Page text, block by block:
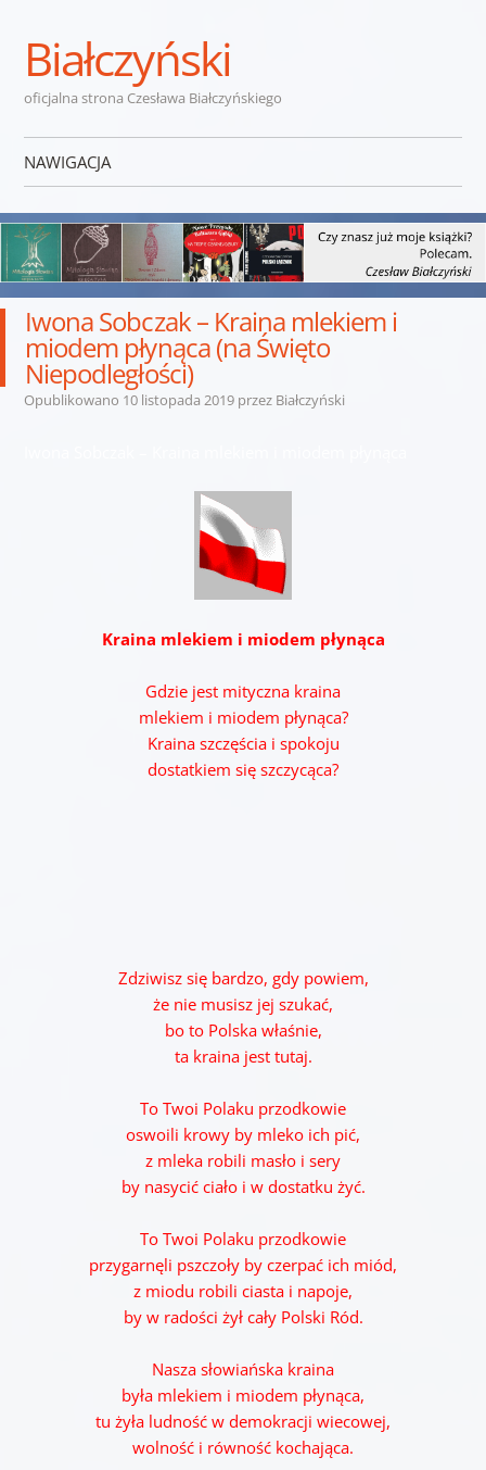
Białczyński
oficjalna strona Czesława Białczyńskiego
NAWIGACJA
Iwona Sobczak – Kraina mlekiem i
miodem płynąca (na Święto
Niepodległości)
Opublikowano 10 listopada 2019przez Białczyński
Kraina mlekiem i miodem płynąca
Gdzie jest mityczna kraina
mlekiem i miodem płynąca?
Kraina szczęścia i spokoju
dostatkiem się szczycąca?
Zdziwisz się bardzo, gdy powiem,
że nie musisz jej szukać,
bo to Polska właśnie,
ta kraina jest tutaj.
To Twoi Polaku przodkowie
oswoili krowy by mleko ich pić,
z mleka robili masło i sery
by nasycić ciało i w dostatku żyć.
To Twoi Polaku przodkowie
przygarnęli pszczoły by czerpać ich miód,
z miodu robili ciasta i napoje,
by w radości żył cały Polski Ród.
Nasza słowiańska kraina
była mlekiem i miodem płynąca,
tu żyła ludność w demokracji wiecowej,
wolność i równość kochająca.